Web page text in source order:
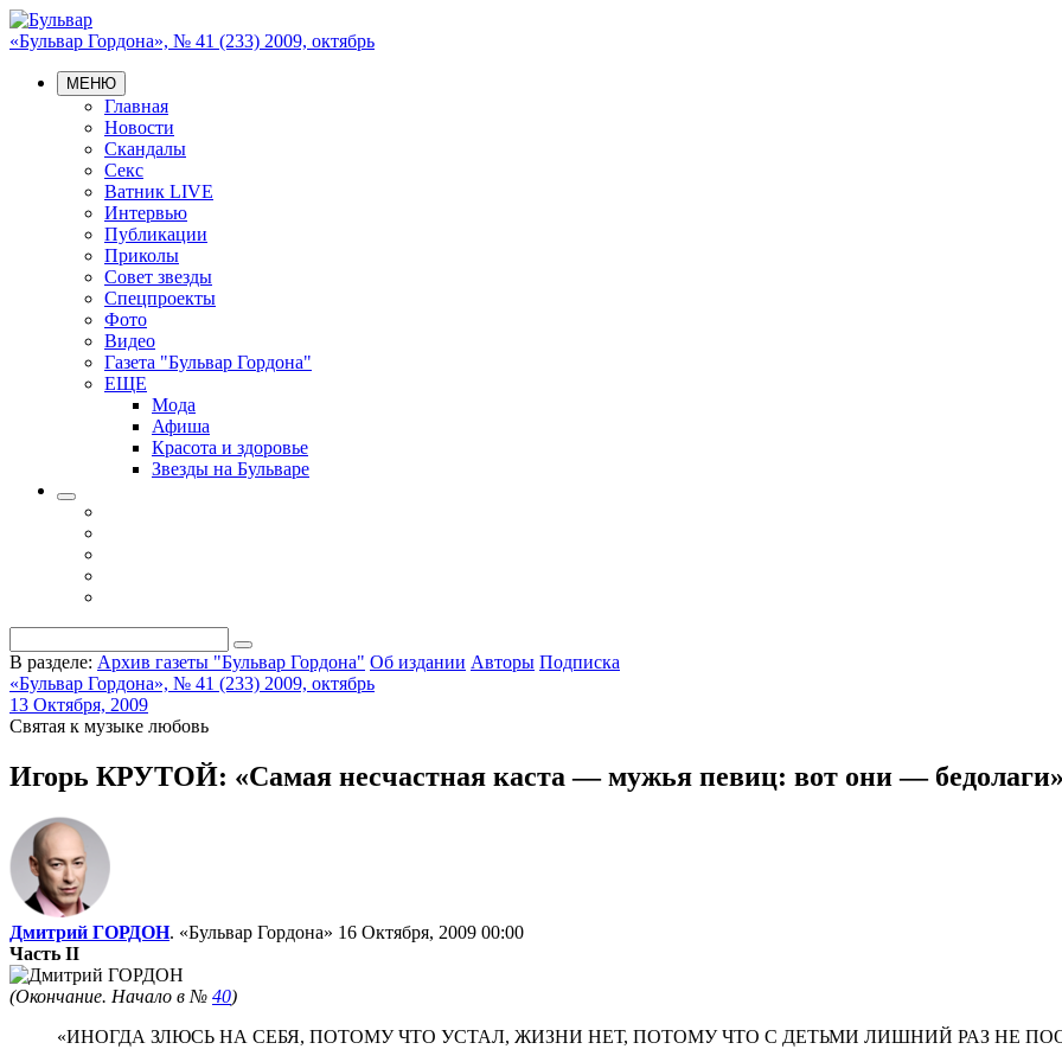
«Бульвар Гордона», № 41 (233) 2009, октябрь
МЕНЮ
Главная
Новости
Скандалы
Секс
Ватник LIVE
Интервью
Публикации
Приколы
Совет звезды
Спецпроекты
Фото
Видео
Газета "Бульвар Гордона"
ЕЩЕ
Мода
Афиша
Красота и здоровье
Звезды на Бульваре
В разделе: Архив газеты "Бульвар Гордона" Об издании Авторы Подписка
«Бульвар Гордона», № 41 (233) 2009, октябрь
13 Октября, 2009
Святая к музыке любовь
Игорь КРУТОЙ: «Самая несчастная каста — мужья певиц: вот они — бедолаги»
Дмитрий ГОРДОН. «Бульвар Гордона» 16 Октября, 2009 00:00
Часть II
(Окончание. Начало в № 40)
«ИНОГДА ЗЛЮСЬ НА СЕБЯ, ПОТОМУ ЧТО УСТАЛ, ЖИЗНИ НЕТ, ПОТОМУ ЧТО С ДЕТЬМИ ЛИШНИЙ РАЗ НЕ